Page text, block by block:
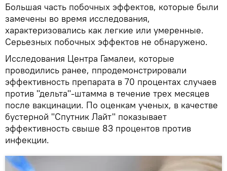
Большая часть побочных эффектов, которые были
замечены во время исследования,
характеризовались как легкие или умеренные.
Серьезных побочных эффектов не обнаружено.
Исследования Центра Гамалеи, которые
проводились ранее, ппродемонстрировали
эффективность препарата в 70 процентах случаев
против "дельта"-штамма в течение трех месяцев
после вакцинации. По оценкам ученых, в качестве
бустерной "Спутник Лайт" показывает
эффективность свыше 83 процентов против
инфекции.